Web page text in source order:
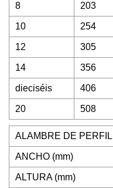
8 203
10 254
12 305
14 356
dieciséis 406
20 508
ALAMBRE DE PERFIL
ANCHO (mm)
ALTURA (mm)